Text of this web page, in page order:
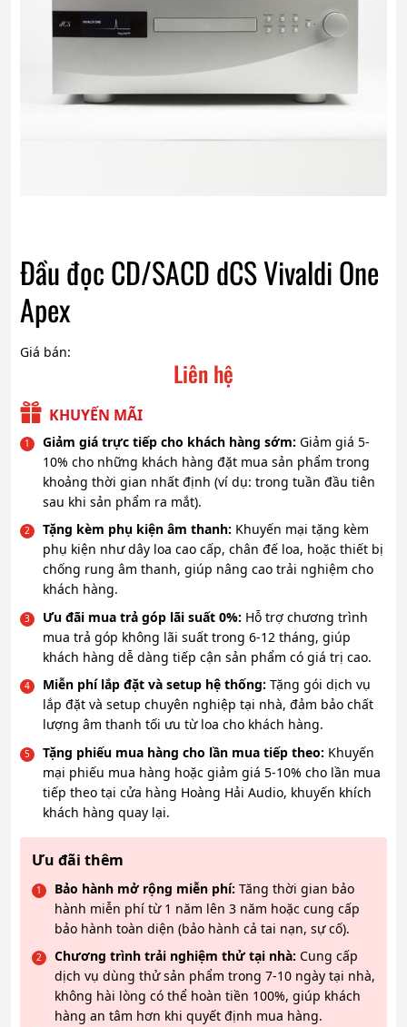
Đầu đọc CD/SACD dCS Vivaldi One
Apex
Giá bán:
Liên hệ
KHUYẾN MÃI
Giảm giá trực tiếp cho khách hàng sớm: Giảm giá 5-
10% cho những khách hàng đặt mua sản phẩm trong
khoảng thời gian nhất định (ví dụ: trong tuần đầu tiên
sau khi sản phẩm ra mắt).
Tặng kèm phụ kiện âm thanh: Khuyến mại tặng kèm
phụ kiện như dây loa cao cấp, chân đế loa, hoặc thiết bị
chống rung âm thanh, giúp nâng cao trải nghiệm cho
khách hàng.
Ưu đãi mua trả góp lãi suất 0%: Hỗ trợ chương trình
mua trả góp không lãi suất trong 6-12 tháng, giúp
khách hàng dễ dàng tiếp cận sản phẩm có giá trị cao.
Miễn phí lắp đặt và setup hệ thống: Tặng gói dịch vụ
lắp đặt và setup chuyên nghiệp tại nhà, đảm bảo chất
lượng âm thanh tối ưu từ loa cho khách hàng.
Tặng phiếu mua hàng cho lần mua tiếp theo: Khuyến
mại phiếu mua hàng hoặc giảm giá 5-10% cho lần mua
tiếp theo tại cửa hàng Hoàng Hải Audio, khuyến khích
khách hàng quay lại.
Ưu đãi thêm
Bảo hành mở rộng miễn phí: Tăng thời gian bảo
hành miễn phí từ 1 năm lên 3 năm hoặc cung cấp
bảo hành toàn diện (bảo hành cả tai nạn, sự cố).
Chương trình trải nghiệm thử tại nhà: Cung cấp
dịch vụ dùng thử sản phẩm trong 7-10 ngày tại nhà,
không hài lòng có thể hoàn tiền 100%, giúp khách
hàng an tâm hơn khi quyết định mua hàng.